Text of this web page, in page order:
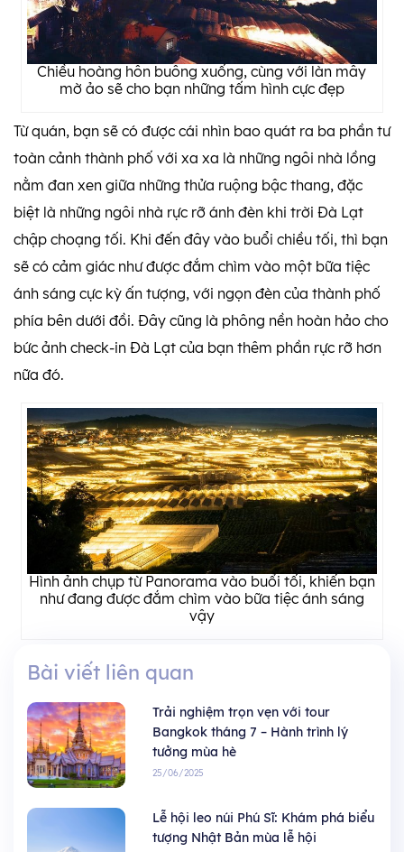
Chiều hoàng hôn buông xuống, cùng với làn mây
mờ ảo sẽ cho bạn những tấm hình cực đẹp
Từ quán, bạn sẽ có được cái nhìn bao quát ra ba phần tư
toàn cảnh thành phố với xa xa là những ngôi nhà lồng
nằm đan xen giữa những thửa ruộng bậc thang, đặc
biệt là những ngôi nhà rực rỡ ánh đèn khi trời Đà Lạt
chập choạng tối. Khi đến đây vào buổi chiều tối, thì bạn
sẽ có cảm giác như được đắm chìm vào một bữa tiệc
ánh sáng cực kỳ ấn tượng, với ngọn đèn của thành phố
phía bên dưới đồi. Đây cũng là phông nền hoàn hảo cho
bức ảnh check-in Đà Lạt của bạn thêm phần rực rỡ hơn
nữa đó.
Hình ảnh chụp từ Panorama vào buổi tối, khiến bạn
như đang được đắm chìm vào bữa tiệc ánh sáng
vậy
Bài viết liên quan
Trải nghiệm trọn vẹn với tour
Bangkok tháng 7 – Hành trình lý
tưởng mùa hè
25/06/2025
Lễ hội leo núi Phú Sĩ: Khám phá biểu
tượng Nhật Bản mùa lễ hội